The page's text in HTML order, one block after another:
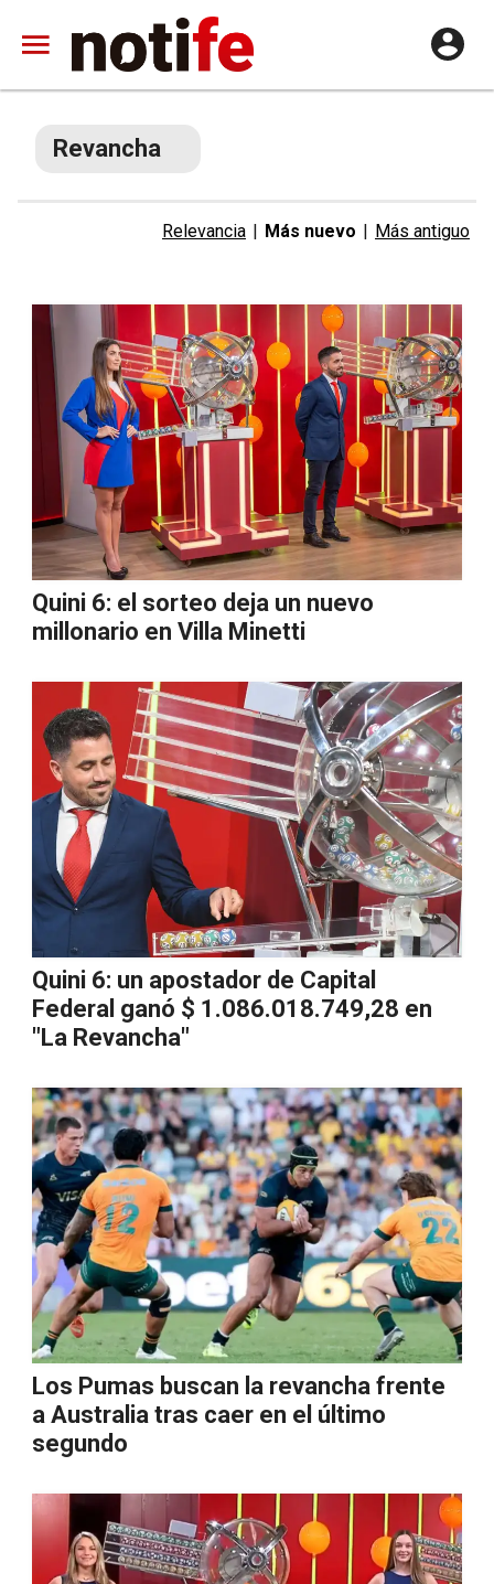
Revancha
Relevancia | Más nuevo | Más antiguo
Quini 6: el sorteo deja un nuevo
millonario en Villa Minetti
Quini 6: un apostador de Capital
Federal ganó $ 1.086.018.749,28 en
"La Revancha"
Los Pumas buscan la revancha frente
a Australia tras caer en el último
segundo